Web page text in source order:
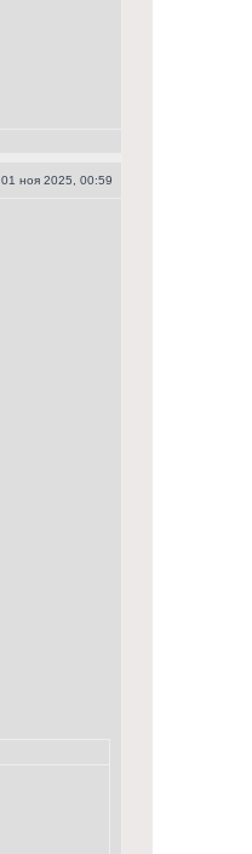
01 ноя 2025, 00:59